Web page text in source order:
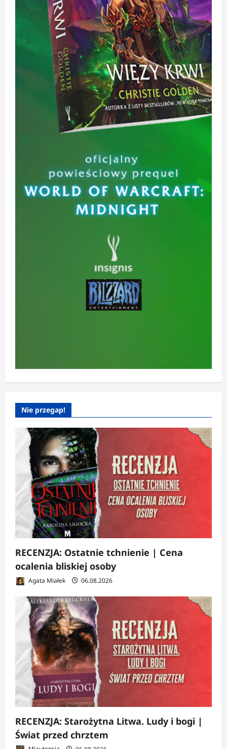
Nie przegap!
RECENZJA: Ostatnie tchnienie | Cena
ocalenia bliskiej osoby
Agata Miałek 06.08.2026
RECENZJA: Starożytna Litwa. Ludy i bogi |
Świat przed chrztem